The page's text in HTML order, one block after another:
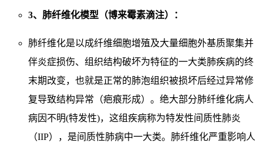
3、肺纤维化模型（博来霉素滴注）：
肺纤维化是以成纤维细胞增殖及大量细胞外基质聚集并
伴炎症损伤、组织结构破坏为特征的一大类肺疾病的终
末期改变，也就是正常的肺泡组织被损坏后经过异常修
复导致结构异常（疤痕形成）。绝大部分肺纤维化病人
病因不明(特发性)，这组疾病称为特发性间质性肺炎
（IIP），是间质性肺病中一大类。肺纤维化严重影响人